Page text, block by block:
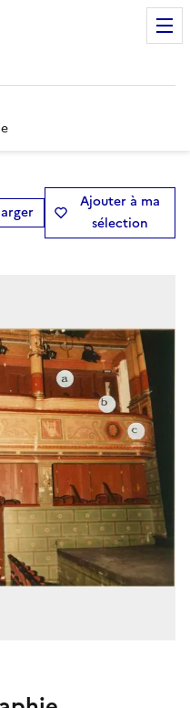
Ajouter à ma
sélection